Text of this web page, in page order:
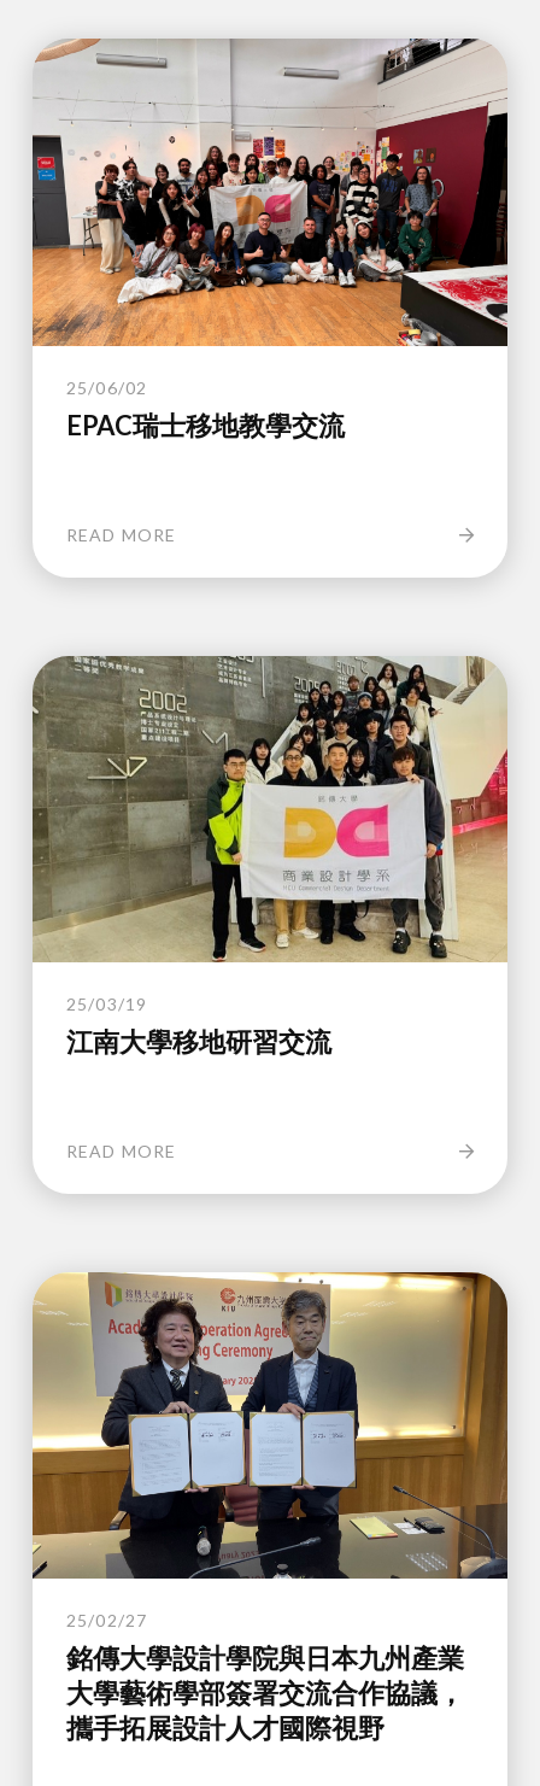
25/06/02
EPAC瑞士移地教學交流
READ MORE
25/03/19
江南大學移地研習交流
READ MORE
25/02/27
銘傳大學設計學院與日本九州產業
大學藝術學部簽署交流合作協議，
攜手拓展設計人才國際視野